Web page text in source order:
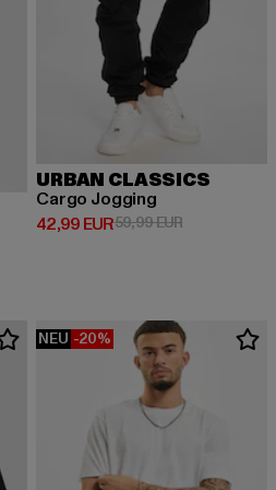
27,99 EUR
URBAN CLASSICS
Cargo Jogging
42,99 EUR
Derzeitiger Preis: 42,99 EUR
59,99 EURAktionspreis:
NEU -20%